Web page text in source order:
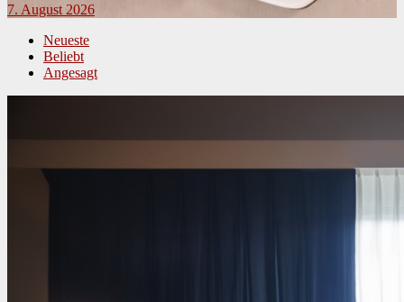
7. August 2026
Neueste
Beliebt
Angesagt